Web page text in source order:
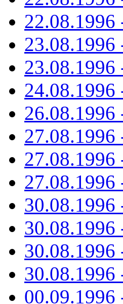
23.08.1996
23.08.1996
24.08.1996
26.08.1996
27.08.1996
27.08.1996
27.08.1996
30.08.1996
30.08.1996
30.08.1996
00.09.1996